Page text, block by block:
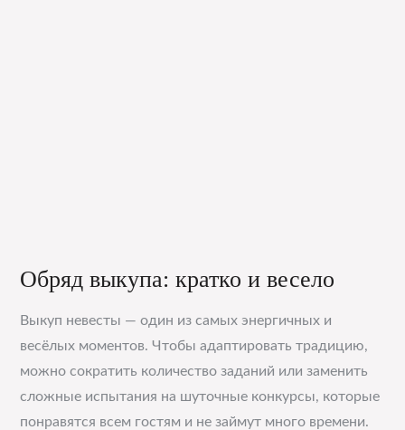
Обряд выкупа: кратко и весело
Выкуп невесты — один из самых энергичных и
весёлых моментов. Чтобы адаптировать традицию,
можно сократить количество заданий или заменить
сложные испытания на шуточные конкурсы, которые
понравятся всем гостям и не займут много времени.